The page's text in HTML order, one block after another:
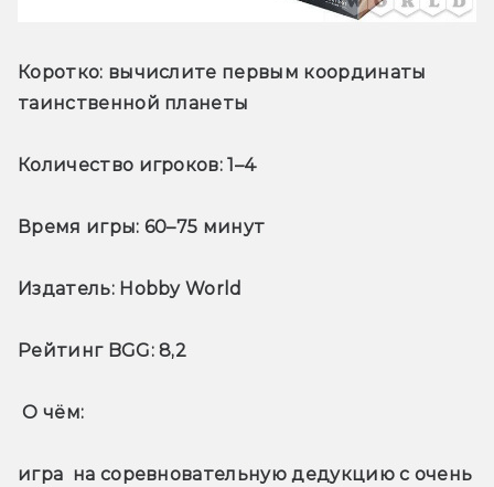
Коротко: вычислите первым координаты
таинственной планеты
Количество игроков: 1–4
Время игры: 60–75 минут
Издатель: Hobby World
Рейтинг BGG: 8,2
О чём:
игра  на соревновательную дедукцию с очень